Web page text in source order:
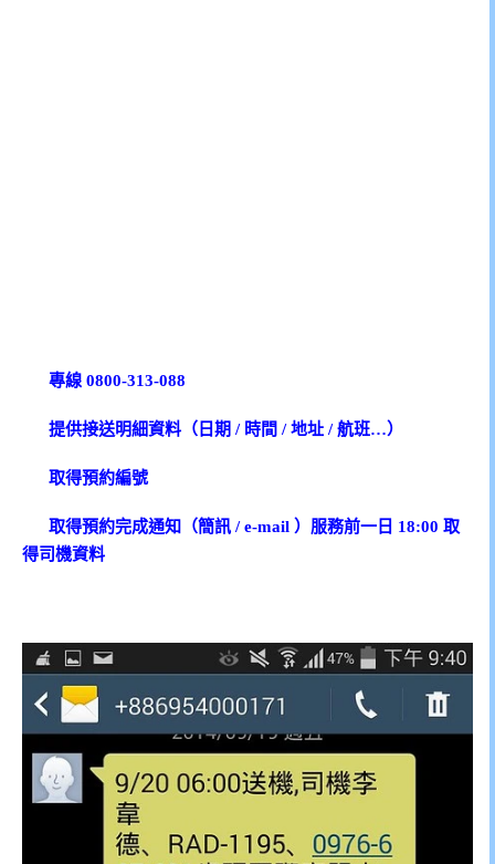
專線 0800-313-088
提供接送明細資料（日期 / 時間 /地址 /航班…）
取得預約編號
取得預約完成通知（簡訊 / e-mail ）服務前一日 18:00 取
得司機資料